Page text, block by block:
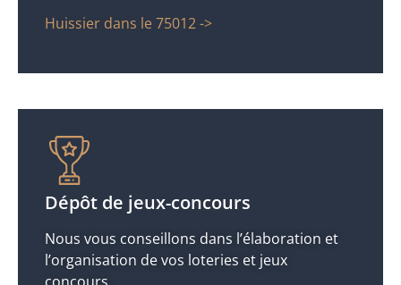
Huissier dans le 75012 ->
Dépôt de jeux-concours
Nous vous conseillons dans l’élaboration et
l’organisation de vos loteries et jeux